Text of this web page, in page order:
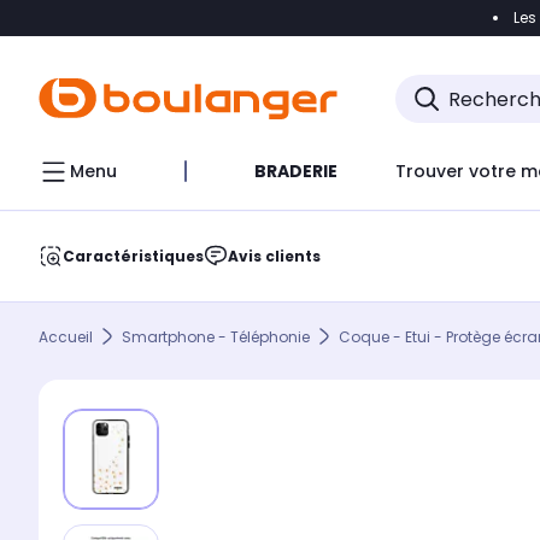
Accéder
Menu BRADERIE Trouver votre
Caractéristiques Avis clients
Accueil Smartphone - Téléphonie Coque - Etui - Protège